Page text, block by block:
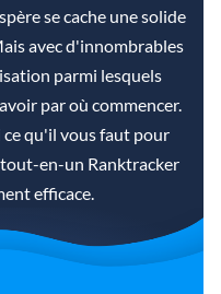
se cache une solide
avec d'innombrables
parmi lesquels
par où commencer.
ce qu'il vous faut pour
en-un Ranktracker
efficace.